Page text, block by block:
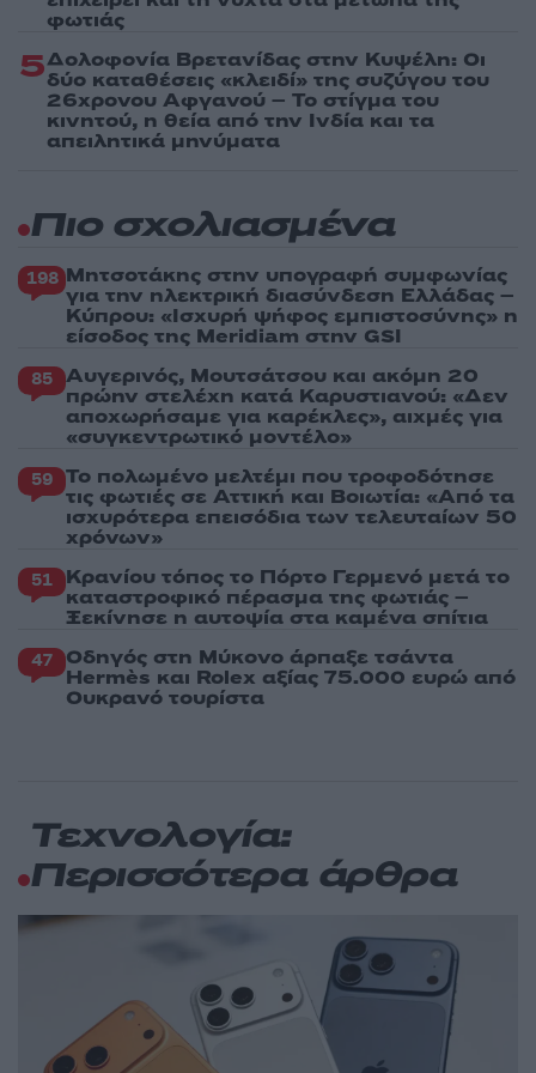
φωτιάς
5Δολοφονία Βρετανίδας στην Κυψέλη: Οι
δύο καταθέσεις «κλειδί» της συζύγου του
26χρονου Αφγανού – Το στίγμα του
κινητού, η θεία από την Ινδία και τα
απειλητικά μηνύματα
Πιο σχολιασμένα
198 Μητσοτάκης στην υπογραφή συμφωνίας
για την ηλεκτρική διασύνδεση Ελλάδας –
Κύπρου: «Ισχυρή ψήφος εμπιστοσύνης» η
είσοδος της Meridiam στην GSI
85 Αυγερινός, Μουτσάτσου και ακόμη 20
πρώην στελέχη κατά Καρυστιανού: «Δεν
αποχωρήσαμε για καρέκλες», αιχμές για
«συγκεντρωτικό μοντέλο»
59 Το πολωμένο μελτέμι που τροφοδότησε
τις φωτιές σε Αττική και Βοιωτία: «Από τα
ισχυρότερα επεισόδια των τελευταίων 50
χρόνων»
51 Κρανίου τόπος το Πόρτο Γερμενό μετά το
καταστροφικό πέρασμα της φωτιάς –
Ξεκίνησε η αυτοψία στα καμένα σπίτια
47 Οδηγός στη Μύκονο άρπαξε τσάντα
Hermès και Rolex αξίας 75.000 ευρώ από
Ουκρανό τουρίστα
Τεχνολογία:
Περισσότερα άρθρα